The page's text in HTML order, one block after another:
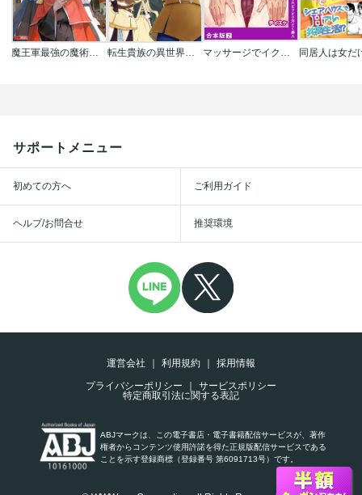
転生貴族の異世界冒険録
サポートメニュー
初めての方へ ご利用ガイド
ヘルプ/お問合せ 推奨環境
運営会社 利用規約
採用情報
プライバシーポリシー
サービスポリシー
特定商取引法に関する表記
ABJマークは、この電子書店・電子書籍配信サービスが、著作
権者からコンテンツ使用許諾を得た正規版配信サービスである
ことを示す登録商標（登録番号 第6091713号）です。